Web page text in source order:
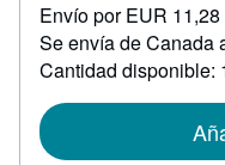
76,20
Envío por EUR 11,28
Se envía de Canada
Cantidad disponible: